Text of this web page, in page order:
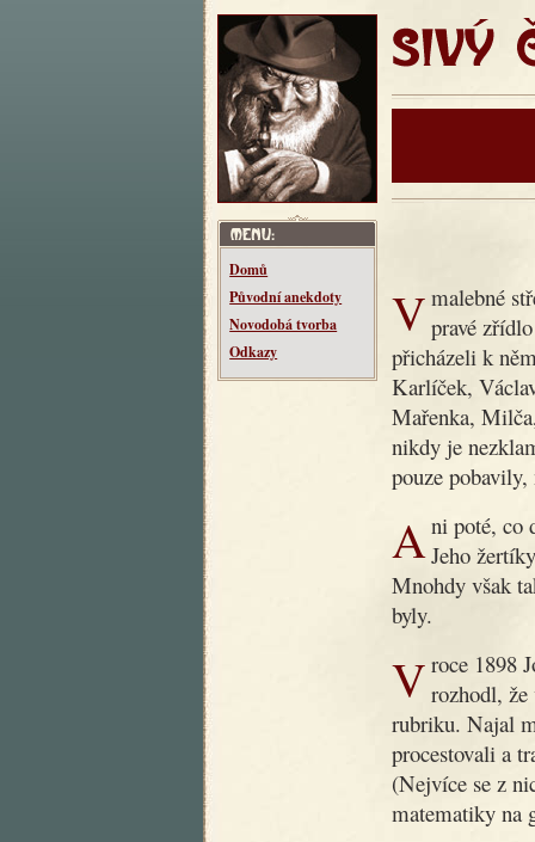
SIVÝ
Domů
Původní anekdoty
Novodobá tvorba
Odkazy
V malebné středočeské vesnici Makotřasy žil kdysi dědeček, pravé
přicházeli k
Karlíček,
Mařenka,
nikdy je
pouze
Ani poté, co dobrý dědoušek zemřel, nezapomnělo se na něj.Jeho
Mnohdy však
byly.
V roce 1898 Jos. R. Vilímek, slovutný český nakladatel, rozhodl,
rubriku. Najal
procestovali a
(Nejvíce se z
matematiky na